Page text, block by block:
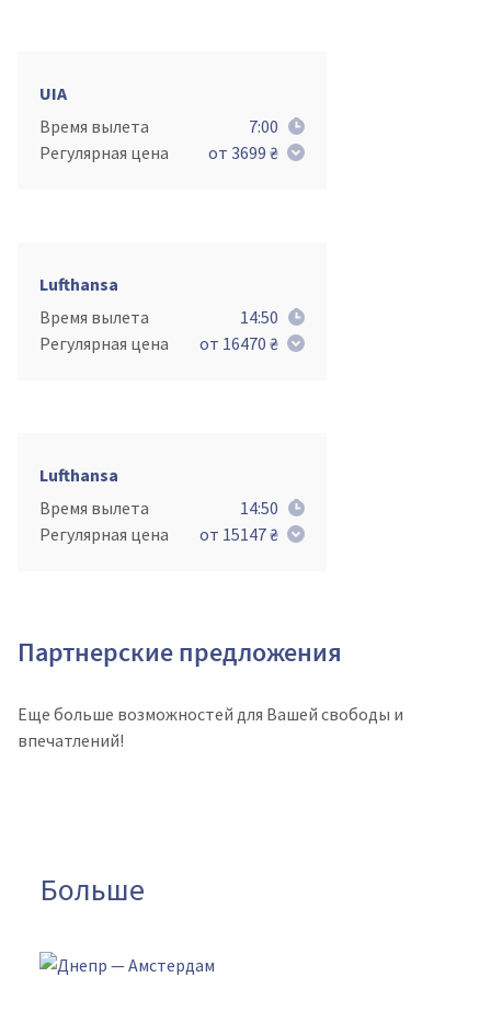
UIA
Время вылета
7:00
Регулярная цена
от 3699 ₴
Lufthansa
Время вылета
14:50
Регулярная цена
от 16470 ₴
Lufthansa
Время вылета
14:50
Регулярная цена
от 15147 ₴
Партнерские предложения
Еще больше возможностей для Вашей свободы и
впечатлений!
Больше